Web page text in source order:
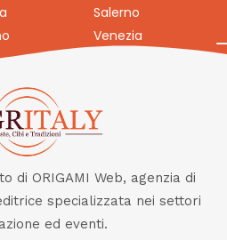
Salerno
Venezia
di ORIGAMI Web, agenzia di
specializzata nei settori
ed eventi.